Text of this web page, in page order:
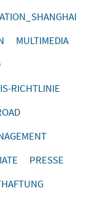
MULTIMEDIA
RICHTLINIE
PRESSE